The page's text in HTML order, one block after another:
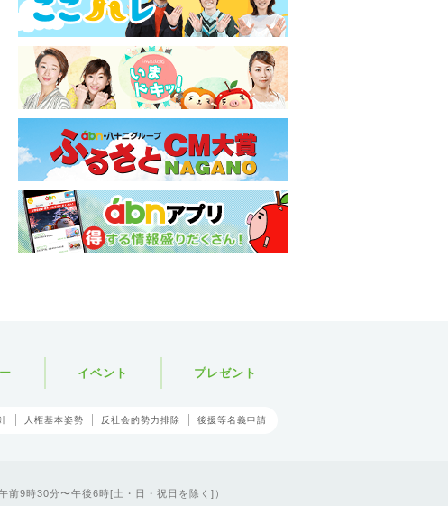
イベント プレゼント
人権基本姿勢 反社会的勢力排除 後援等名義申請
9時30分〜午後6時[土・日・祝日を除く]）